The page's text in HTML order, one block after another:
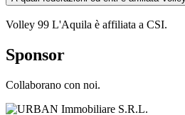
Volley 99 L'Aquila è affiliata a CSI.
Sponsor
Collaborano con noi.